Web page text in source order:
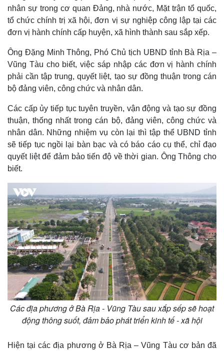
Văn hóa
Sân khấu - Điện ảnh
Văn học
Âm nhạc
Di sản
Giải trí
Nghệ sĩ
Thời trang
Sao Việt
nhân sự trong cơ quan Đảng, nhà nước, Mặt trận tổ quốc,
tổ chức chính trị xã hội, đơn vị sự nghiệp công lập tại các
đơn vị hành chính cấp huyện, xã hình thành sau sắp xếp.
Ông Đặng Minh Thông, Phó Chủ tịch UBND tỉnh Bà Rịa –
Vũng Tàu cho biết, việc sáp nhập các đơn vị hành chính
phải cần tập trung, quyết liệt, tạo sự đồng thuận trong cán
bộ đảng viên, công chức và nhân dân.
Các cấp ủy tiếp tục tuyên truyền, vận động và tạo sự đồng
thuận, thống nhất trong cán bộ, đảng viên, công chức và
nhân dân. Những nhiệm vụ còn lại thì tập thể UBND tỉnh
sẽ tiếp tục ngồi lại bàn bạc và có báo cáo cụ thể, chỉ đạo
quyết liệt để đảm bảo tiến độ về thời gian. Ông Thông cho
biết.
Các địa phương ở Bà Rịa - Vũng Tàu sau xắp sếp sẽ hoạt
động thông suốt, đảm bảo phát triển kinh tế - xã hội
Hiện tại các địa phương ở Bà Rịa – Vũng Tàu cơ bản đã